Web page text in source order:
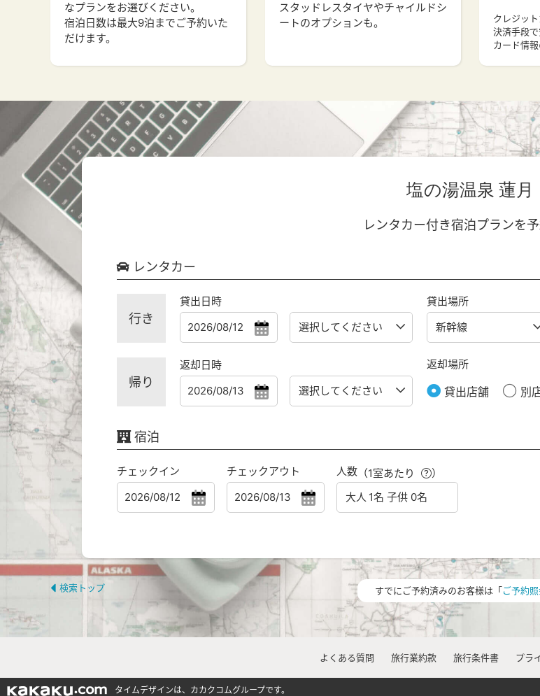
なプランをお選びください。
宿泊日数は最大9泊までご予約いた
だけます。
スタッドレスタイヤやチャイルドシ
ートのオプションも。
クレジッ
決済手段
カード情報
塩の湯温泉 蓮月
レンタカー付き宿泊プランを
レンタカー
行き
貸出日時 貸出場所
帰り
返却日時 返却場所
貸出店舗 別
宿泊
チェックイン チェックアウト 人数（1室あたり ）
検索トップ すでにご予約済みのお客様は「ご予約
よくある質問 旅行業約款 旅行条件書 プラ
タイムデザインは、カカクコムグループです。